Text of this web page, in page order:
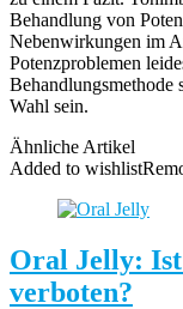
Behandlung von
Nebenwirkungen im
Potenzproblemen
Wahl sein.
Ähnliche Artikel
Added to wishlist
Oral Jelly: Ist
verboten?